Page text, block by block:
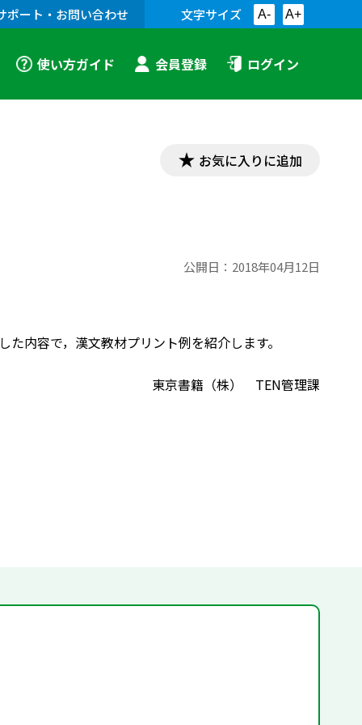
ポート・お問い合わせ 文字サイズ A- A+
使い方ガイド 会員登録 ログイン
お気に入りに追加
公開日： 2018年04月12日
内容で，漢文教材プリント例を紹介します。
東京書籍（株） TEN管理課